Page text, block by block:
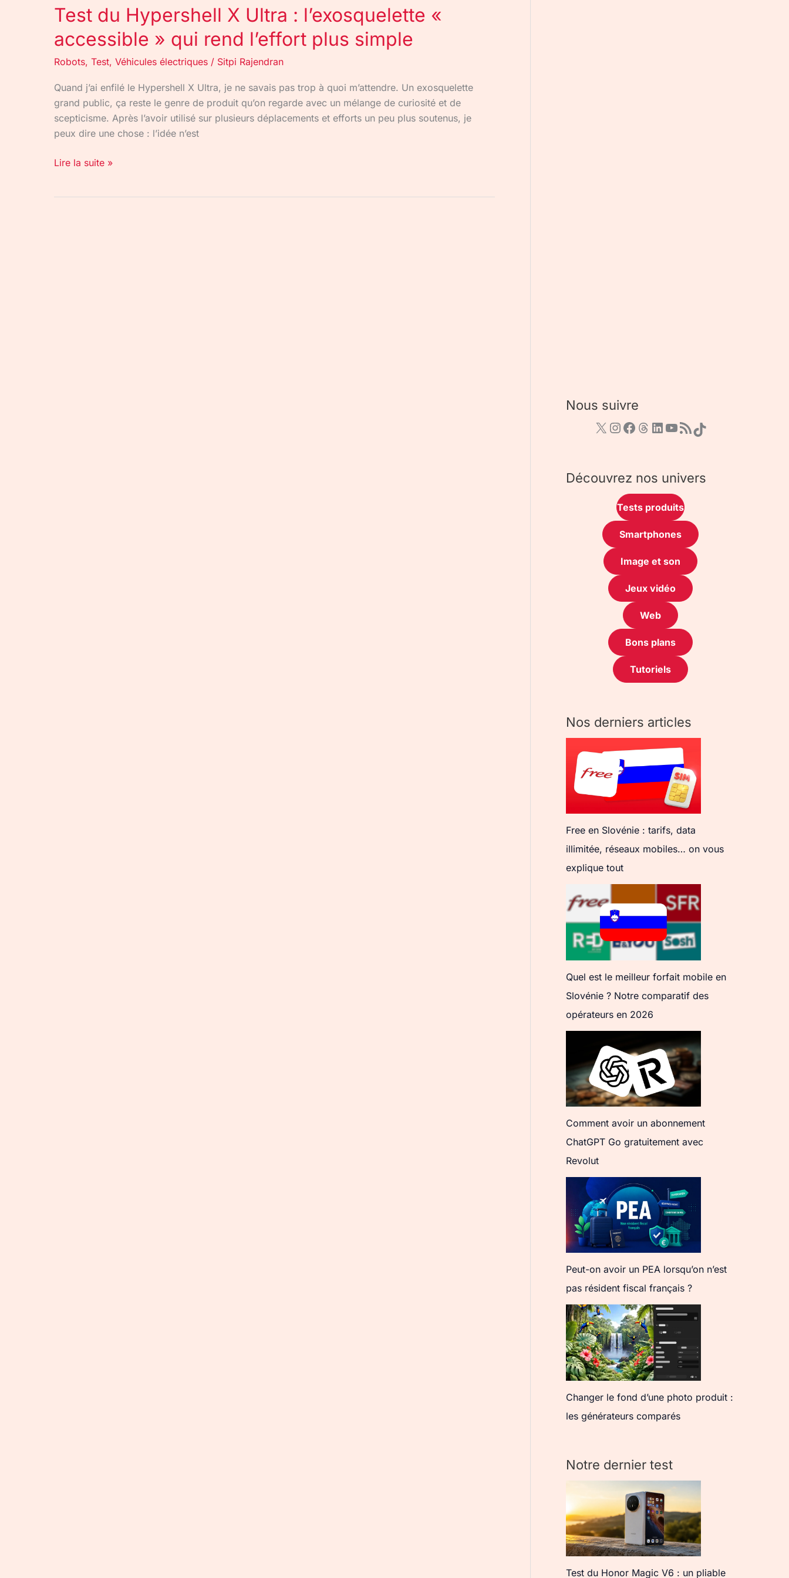
Test du Hypershell X Ultra : l’exosquelette «
accessible » qui rend l’effort plus simple
Robots, Test, Véhicules électriques / Sitpi Rajendran
Quand j’ai enfilé le Hypershell X Ultra, je ne savais pas trop à quoi m’attendre. Un exosquelette
grand public, ça reste le genre de produit qu’on regarde avec un mélange de curiosité et de
scepticisme. Après l’avoir utilisé sur plusieurs déplacements et efforts un peu plus soutenus, je
peux dire une chose : l’idée n’est
Lire la suite »
Nous suivre
Découvrez nos univers
Tests produits
Smartphones
Image et son
Jeux vidéo
Web
Bons plans
Tutoriels
Nos derniers articles
Free en Slovénie : tarifs, data
illimitée, réseaux mobiles… on vous
explique tout
Quel est le meilleur forfait mobile en
Slovénie ? Notre comparatif des
opérateurs en 2026
Comment avoir un abonnement
ChatGPT Go gratuitement avec
Revolut
Peut-on avoir un PEA lorsqu’on n’est
pas résident fiscal français ?
Changer le fond d’une photo produit :
les générateurs comparés
Notre dernier test
Test du Honor Magic V6 : un pliable